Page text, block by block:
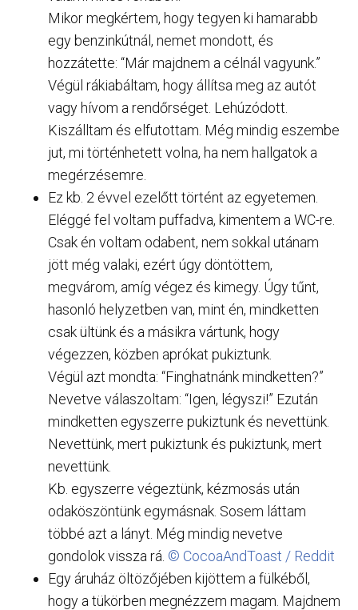
Mikor megkértem, hogy tegyen ki hamarabb
egy benzinkútnál, nemet mondott, és
hozzátette: “Már majdnem a célnál vagyunk.”
Végül rákiabáltam, hogy állítsa meg az autót
vagy hívom a rendőrséget. Lehúzódott.
Kiszálltam és elfutottam. Még mindig eszembe
jut, mi történhetett volna, ha nem hallgatok a
megérzésemre.
Ez kb. 2 évvel ezelőtt történt az egyetemen.
Eléggé fel voltam puffadva, kimentem a WC-re.
Csak én voltam odabent, nem sokkal utánam
jött még valaki, ezért úgy döntöttem,
megvárom, amíg végez és kimegy. Úgy tűnt,
hasonló helyzetben van, mint én, mindketten
csak ültünk és a másikra vártunk, hogy
végezzen, közben aprókat pukiztunk.
Végül azt mondta: “Finghatnánk mindketten?”
Nevetve válaszoltam: “Igen, légyszi!” Ezután
mindketten egyszerre pukiztunk és nevettünk.
Nevettünk, mert pukiztunk és pukiztunk, mert
nevettünk.
Kb. egyszerre végeztünk, kézmosás után
odaköszöntünk egymásnak. Sosem láttam
többé azt a lányt. Még mindig nevetve
gondolok vissza rá. © CocoaAndToast / Reddit
Egy áruház öltözőjében kijöttem a fülkéből,
hogy a tükörben megnézzem magam. Majdnem